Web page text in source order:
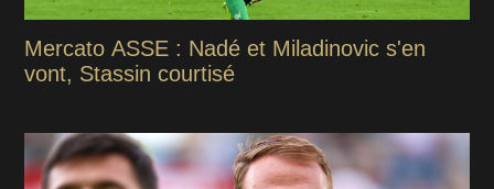
Mercato ASSE : Nadé et Miladinovic s'en
vont, Stassin courtisé